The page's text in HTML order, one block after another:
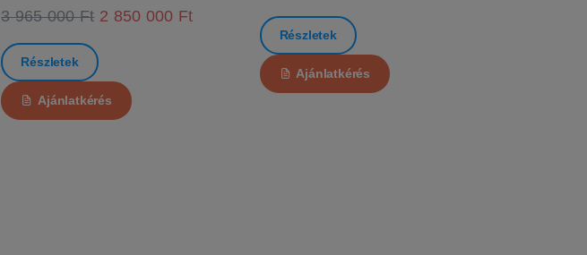
Részletek
Ajánlatkérés
3 965 000 Ft 2 850 000 Ft
Részletek
Ajánlatkérés